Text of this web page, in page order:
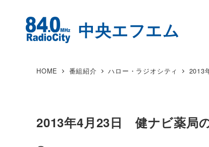
HOME 番組紹介 ハロー・ラジオシティ 2013
2013年4月23日 健ナビ薬局